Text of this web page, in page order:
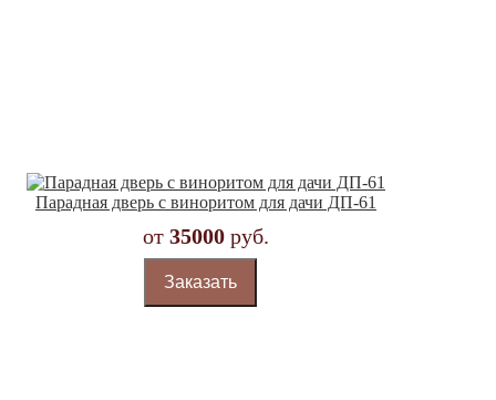
Парадная дверь с виноритом для дачи ДП-61
от 35000 руб.
Заказать